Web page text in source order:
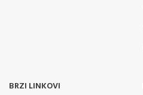
BRZI LINKOVI